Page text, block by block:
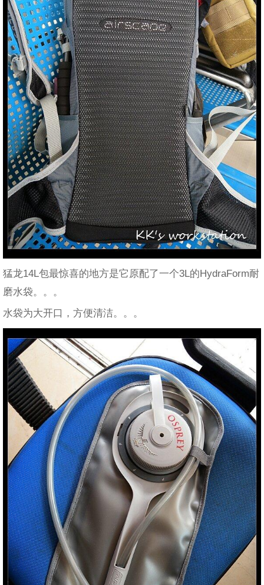
猛龙14L包最惊喜的地方是它原配了一个3L的HydraForm耐
磨水袋。。。
水袋为大开口，方便清洁。。。